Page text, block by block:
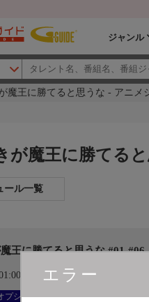
ジャンル
魔王に勝てると思うな - アニメ
エラー
が魔王に勝てる
ール一覧
王に勝てると思うな #01-#06
〜04:00 カレンダー登
プション